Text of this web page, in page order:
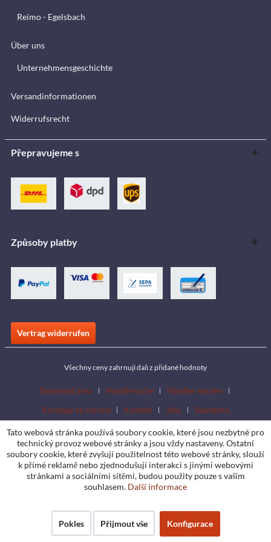
Reimo - Egelsbach
Über uns
Unternehmensgeschichte
Versandinformationen
Widerrufsrecht
Přepravujeme s
Způsoby platby
Vertrag widerrufen
Všechny ceny zahrnují daň z přidané hodnoty
Download area Händlersuche
Händler werden
Katalogy ke stažení
Kontakt Jobs Standorte
Tato webová stránka používá soubory cookie, které jsou nezbytné pro
technický provoz webové stránky a jsou vždy nastaveny. Ostatní
soubory cookie, které zvyšují použitelnost této webové stránky, slouží
k přímé reklamě nebo zjednodušují interakci s jinými webovými
stránkami a sociálními sítěmi, budou použity pouze s vaším
souhlasem. Další informace
Pokles Přijmout vše Konfigurace